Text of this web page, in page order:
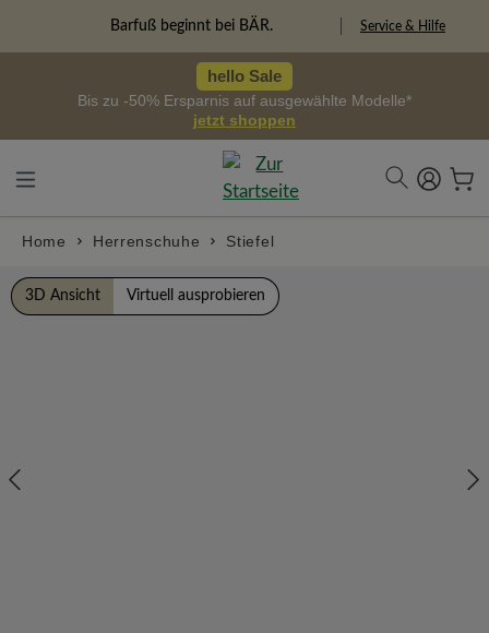
Freiheitspioniere Service & Hilfe
hello Sale
Bis zu -50% Ersparnis auf ausgewählte Modelle*
jetzt shoppen
Home Herrenschuhe Stiefel
Bildergalerie überspringen
3D Ansicht Virtuell ausprobieren